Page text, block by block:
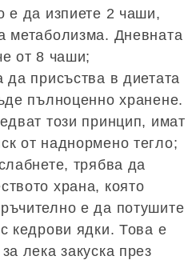
е да изпиете 2 чаши,
метаболизма. Дневната
от 8 чаши;
да присъства в диетата
пълноценно хранене.
този принцип, имат
от наднормено тегло;
трябва да
храна, която
е да потушите
кедрови ядки. Това е
лека закуска през